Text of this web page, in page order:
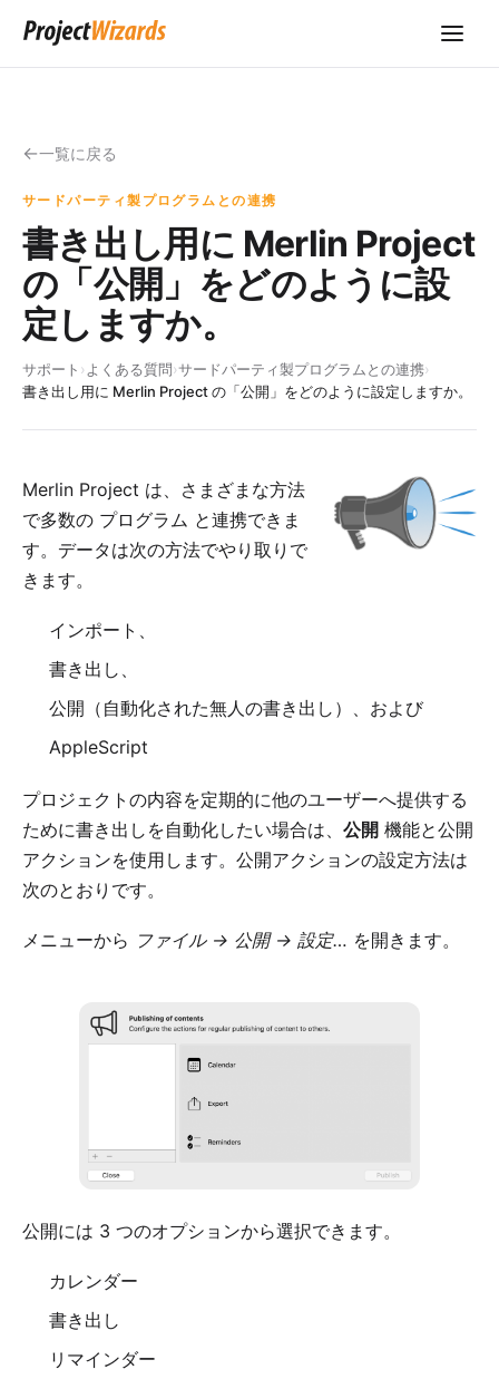
一覧に戻る
サードパーティ製プログラムとの連携
書き出し用に Merlin Project
の「公開」をどのように設
定しますか。
サポート › よくある質問›サードパーティ製プログラムとの連携›
書き出し用に Merlin Project の「公開」をどのように設定しますか。
Merlin Project は、さまざまな方法
で多数の プログラム と連携できま
す。データは次の方法でやり取りで
きます。
インポート 、
書き出し 、
公開（自動化された無人の書き出し）、および
AppleScript
プロジェクトの内容を定期的に他のユーザーへ提供する
ために書き出しを自動化したい場合は、 公開 機能と公開
アクションを使用します。公開アクションの設定方法は
次のとおりです。
メニューから ファイル → 公開 → 設定… を開きます。
公開には 3 つのオプションから選択できます。
カレンダー
書き出し
リマインダー